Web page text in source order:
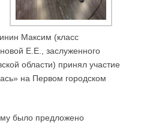
Максим (класс
Е.Е., заслуженного
области) принял участие
на Первом городском
было предложено